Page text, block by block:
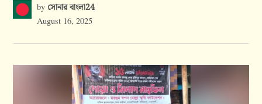
by সোনার বাংলা24
August 16, 2025